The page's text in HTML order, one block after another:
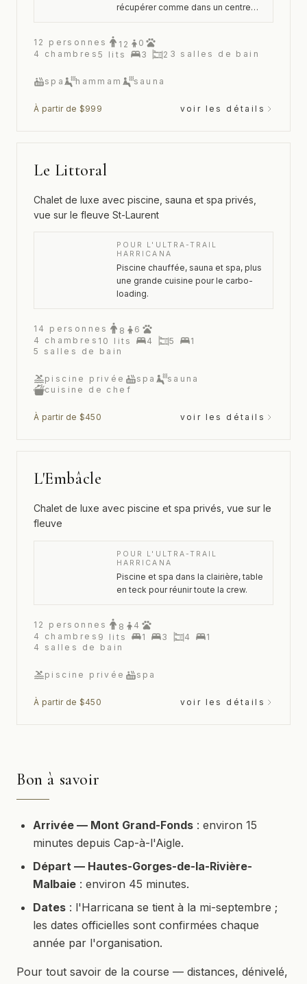
récupérer comme dans un centre
12 personnes 12
0
4
chambres5 lits 3 2 3 salles de bain
spa hammam sauna
À partir de $999 voir les détails
Le Littoral
Chalet de luxe avec piscine, sauna et spa privés,
vue sur le fleuve St-Laurent
POUR L'ULTRA-TRAIL
HARRICANA
Piscine chauffée, sauna et spa, plus
une grande cuisine pour le carbo-
loading.
14 personnes 8
6
4
chambres 10 lits 4 5
1
5
salles de bain
piscine privée spa
sauna
cuisine de chef
À partir de $450 voir les détails
L'Embâcle
Chalet de luxe avec piscine et spa privés, vue sur le
fleuve
POUR L'ULTRA-TRAIL
HARRICANA
Piscine et spa dans la clairière, table
en teck pour réunir toute la crew.
12 personnes 8
4
4
chambres 9 lits 1 3 4
1
4
salles de bain
piscine privée spa
À partir de $450 voir les détails
Bon à savoir
Arrivée — Mont Grand-Fonds : environ 15
minutes depuis Cap-à-l'Aigle.
Départ — Hautes-Gorges-de-la-Rivière-
Malbaie : environ 45 minutes.
Dates : l'Harricana se tient à la mi-septembre ;
les dates officielles sont confirmées chaque
année par l'organisation.
Pour tout savoir de la course — distances, dénivelé,